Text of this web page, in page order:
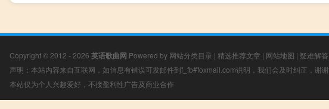
Copyright © 2012 - 2026 英语歌曲网 Powered by 网站分类目录 | 精选推荐文章 | 网站地图 | 疑难解答
声明：本站内容来自互联网，如信息有错误可发邮件到f_fb#foxmail.com说明，我们会及时纠正，谢谢
本站仅为个人兴趣爱好，不接盈利性广告及商业合作